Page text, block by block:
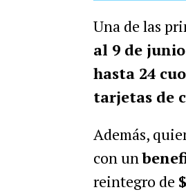
Una de las
al 9 de junio
hasta 24
tarjetas de
Además,
con un
reintegro de